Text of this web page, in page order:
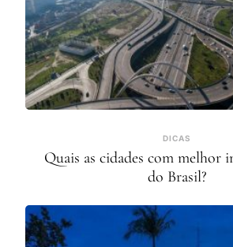
DICAS
Quais as cidades com melhor
do Brasil?